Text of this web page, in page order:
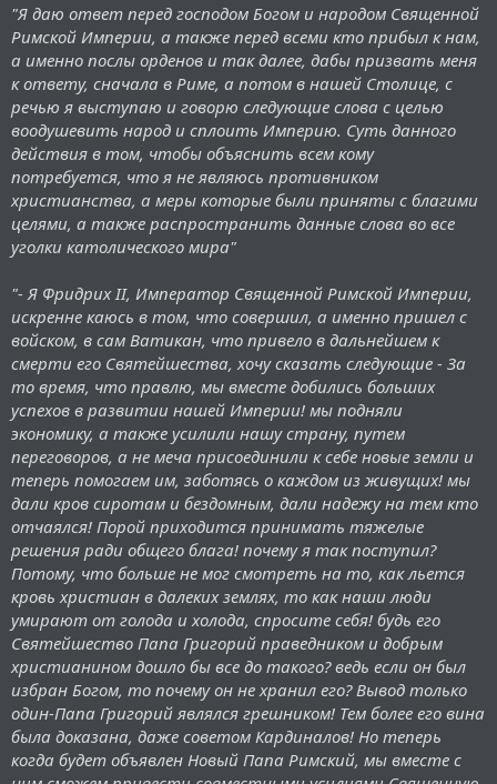
"Я даю ответ перед господом Богом и народом Священной
Римской Империи, а также перед всеми кто прибыл к нам,
а именно послы орденов и так далее, дабы призвать меня
к ответу, сначала в Риме, а потом в нашей Столице, с
речью я выступаю и говорю следующие слова с целью
воодушевить народ и сплоить Империю. Суть данного
действия в том, чтобы объяснить всем кому
потребуется, что я не являюсь противником
христианства, а меры которые были приняты с благими
целями, а также распространить данные слова во все
уголки католического мира"
"- Я Фридрих II, Император Священной Римской Империи,
искренне каюсь в том, что совершил, а именно пришел с
войском, в сам Ватикан, что привело в дальнейшем к
смерти его Святейшества, хочу сказать следующие - За
то время, что правлю, мы вместе добились больших
успехов в развитии нашей Империи! мы подняли
экономику, а также усилили нашу страну, путем
переговоров, а не меча присоединили к себе новые земли и
теперь помогаем им, заботясь о каждом из живущих! мы
дали кров сиротам и бездомным, дали надежу на тем кто
отчаялся! Порой приходится принимать тяжелые
решения ради общего блага! почему я так поступил?
Потому, что больше не мог смотреть на то, как льется
кровь христиан в далеких землях, то как наши люди
умирают от голода и холода, спросите себя! будь его
Святейшество Папа Григорий праведником и добрым
христианином дошло бы все до такого? ведь если он был
избран Богом, то почему он не хранил его? Вывод только
один-Папа Григорий являлся грешником! Тем более его вина
была доказана, даже советом Кардиналов! Но теперь
когда будет объявлен Новый Папа Римский, мы вместе с